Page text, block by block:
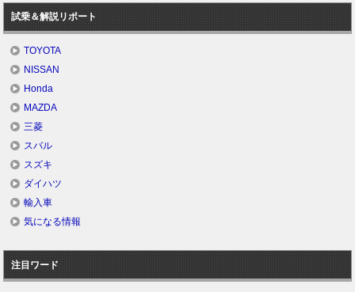
試乗＆解説リポート
TOYOTA
NISSAN
Honda
MAZDA
三菱
スバル
スズキ
ダイハツ
輸入車
気になる情報
注目ワード